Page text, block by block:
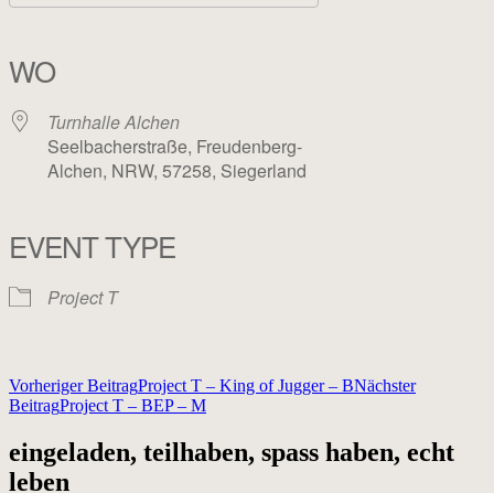
WO
Turnhalle Alchen
Seelbacherstraße, Freudenberg-
Alchen, NRW, 57258, Siegerland
EVENT TYPE
Project T
Beitragsnavigation
Vorheriger BeitragProject T – King of Jugger – BNächster
BeitragProject T – BEP – M
eingeladen, teilhaben, spass haben, echt
leben